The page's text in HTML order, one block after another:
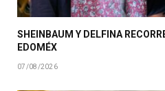
SHEINBAUM Y DELFINA
EDOMÉX
07/08/2026